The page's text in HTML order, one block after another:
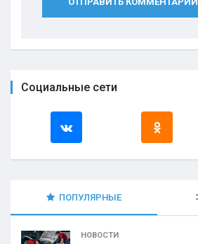
Социальные сети
ПОПУЛЯРНЫЕ
НОВОСТИ